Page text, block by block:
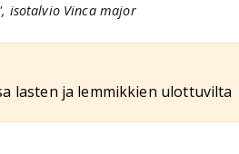
isotalvio Vinca major
lasten ja lemmikkien ulottuvilta